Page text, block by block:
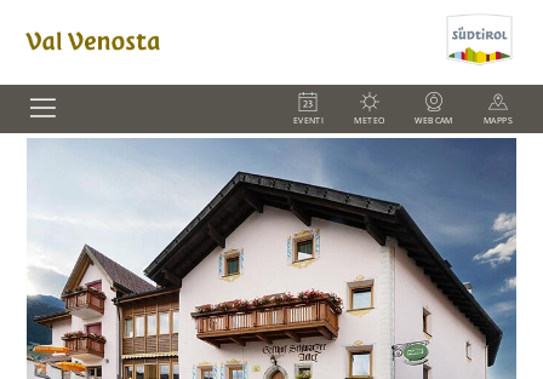
EVENTI METEO WEBCAM MAPPS